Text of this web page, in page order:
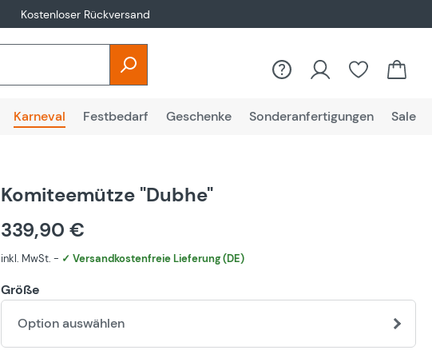
Kostenloser Rückversand
Karneval Festbedarf Geschenke Sonderanfertigungen Sale
Komiteemütze "Dubhe"
339,90 €
inkl. MwSt. - ✓ Versandkostenfreie Lieferung (DE)
Größe
Option auswählen